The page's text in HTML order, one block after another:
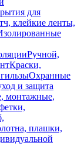
для
клейкие ленты,
Ручной,
Краски,
Охранные
и защита
монтажные,
плашки,